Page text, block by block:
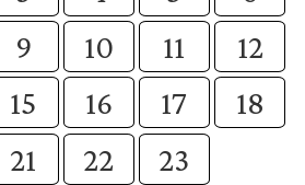
9 10 11
12
15 16 17
18
21 22 23